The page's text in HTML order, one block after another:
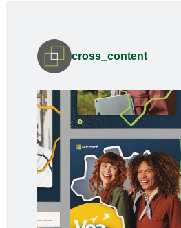
cross_content